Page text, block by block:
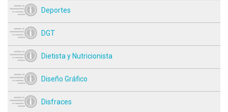
Deportes
DGT
Dietista y Nutricionista
Diseño Gráfico
Disfraces